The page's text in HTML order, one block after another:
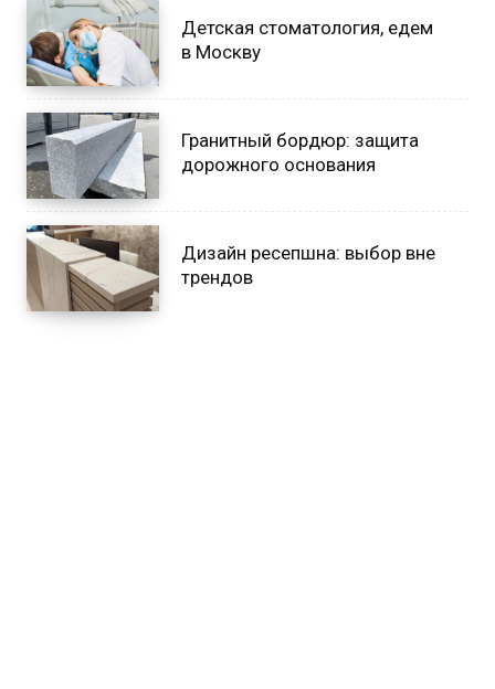
Детская стоматология, едем
в Москву
Гранитный бордюр: защита
дорожного основания
Дизайн ресепшна: выбор вне
трендов